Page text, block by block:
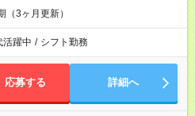
（3ヶ月更新）
活躍中 / シフト勤務
応募する 詳細へ